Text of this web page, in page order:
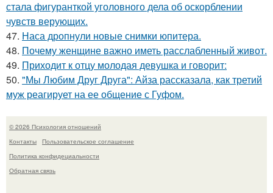
стала фигуранткой уголовного дела об оскорблении
чувств верующих.
47. Наса дропнули новые снимки юпитера.
48. Почему женщине важно иметь расслабленный живот.
49. Приходит к отцу молодая девушка и говорит:
50. "Мы Любим Друг Друга": Айза рассказала, как третий
муж реагирует на ее общение с Гуфом.
© 2026 Психология отношений
Контакты
Пользовательское соглашение
Политика конфидециальности
Обратная связь